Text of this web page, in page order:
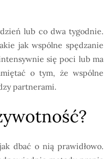
lub co dwa tygodnie.
jak wspólne spędzanie
się poci lub ma
o tym, że wspólne
partnerami.
dbać o nią prawidłowo.